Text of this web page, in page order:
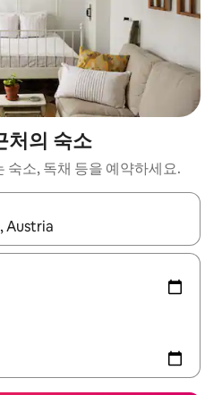
처의 숙소
숙소, 독채 등을 예약하세요.
표 키를 사용하거나 터치 또는 스와이